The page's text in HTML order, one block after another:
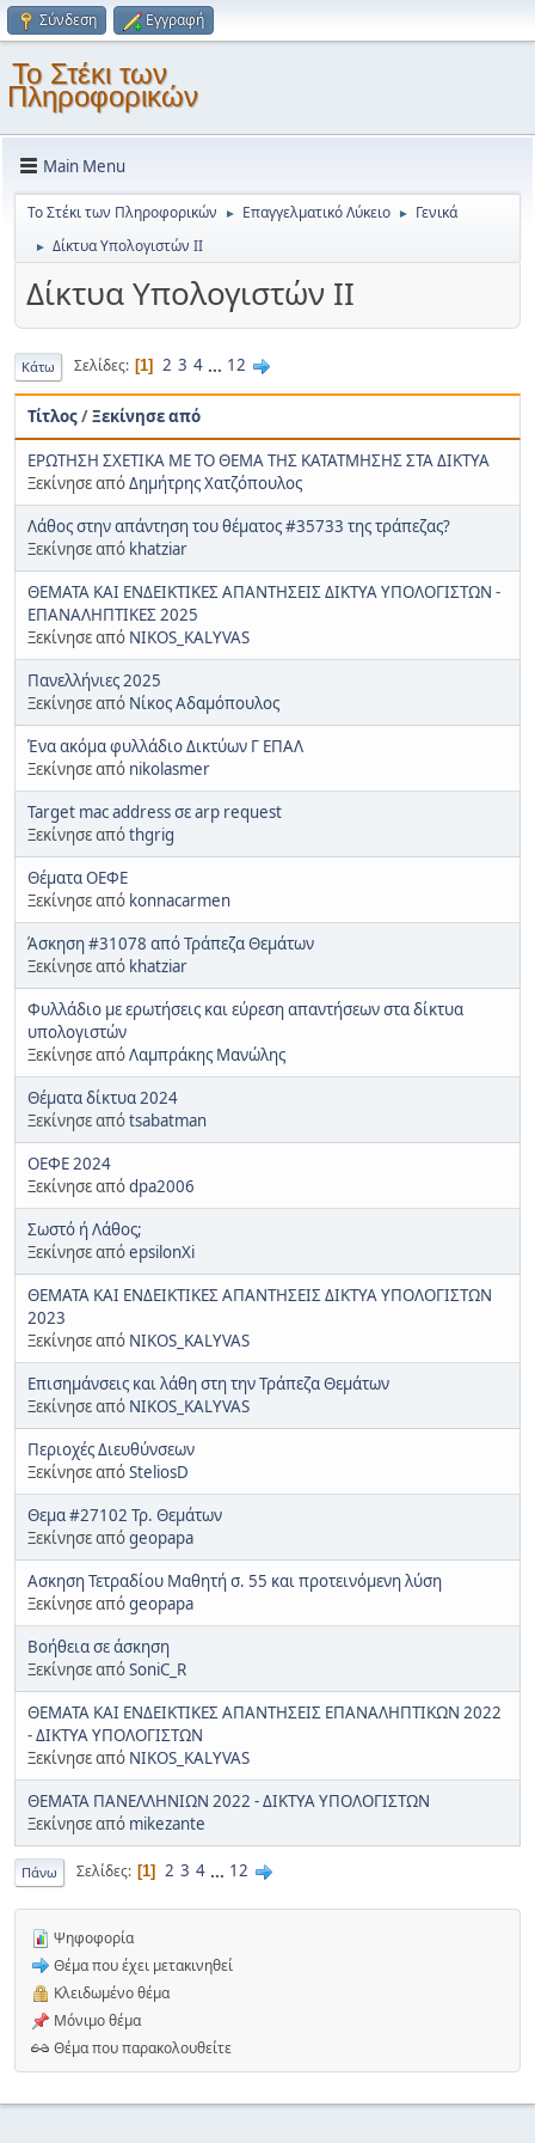
Σύνδεση Εγγραφή
Το Στέκι των
Πληροφορικών
Main Menu
Το Στέκι των Πληροφορικών ► Επαγγελματικό Λύκειο ► Γενικά
► Δίκτυα Υπολογιστών ΙΙ
Δίκτυα Υπολογιστών ΙΙ
Κάτω Σελίδες 1 2 3 4 ... 12
Τίτλος/Ξεκίνησε από
ΕΡΩΤΗΣΗ ΣΧΕΤΙΚΑ ΜΕ ΤΟ ΘΕΜΑ ΤΗΣ ΚΑΤΑΤΜΗΣΗΣ ΣΤΑ ΔΙΚΤΥΑ
Ξεκίνησε απόΔημήτρης Χατζόπουλος
Λάθος στην απάντηση του θέματος #35733 της τράπεζας?
Ξεκίνησε από khatziar
ΘΕΜΑΤΑ ΚΑΙ ΕΝΔΕΙΚΤΙΚΕΣ ΑΠΑΝΤΗΣΕΙΣ ΔΙΚΤΥΑ ΥΠΟΛΟΓΙΣΤΩΝ -
ΕΠΑΝΑΛΗΠΤΙΚΕΣ 2025
Ξεκίνησε από NIKOS_KALYVAS
Πανελλήνιες 2025
Ξεκίνησε από Νίκος Αδαμόπουλος
Ένα ακόμα φυλλάδιο Δικτύων Γ ΕΠΑΛ
Ξεκίνησε από nikolasmer
Target mac address σε arp request
Ξεκίνησε απόthgrig
Θέματα ΟΕΦΕ
Ξεκίνησε από konnacarmen
Άσκηση #31078 από Τράπεζα Θεμάτων
Ξεκίνησε από khatziar
Φυλλάδιο με ερωτήσεις και εύρεση απαντήσεων στα δίκτυα
υπολογιστών
Ξεκίνησε απόΛαμπράκης Μανώλης
Θέματα δίκτυα 2024
Ξεκίνησε απόtsabatman
ΟΕΦΕ 2024
Ξεκίνησε απόdpa2006
Σωστό ή Λάθος;
Ξεκίνησε απόepsilonXi
ΘΕΜΑΤΑ ΚΑΙ ΕΝΔΕΙΚΤΙΚΕΣ ΑΠΑΝΤΗΣΕΙΣ ΔΙΚΤΥΑ ΥΠΟΛΟΓΙΣΤΩΝ
2023
Ξεκίνησε από NIKOS_KALYVAS
Επισημάνσεις και λάθη στη την Τράπεζα Θεμάτων
Ξεκίνησε από NIKOS_KALYVAS
Περιοχές Διευθύνσεων
Ξεκίνησε απόSteliosD
Θεμα #27102 Τρ. Θεμάτων
Ξεκίνησε απόgeopapa
Ασκηση Τετραδίου Μαθητή σ. 55 και προτεινόμενη λύση
Ξεκίνησε απόgeopapa
Βοήθεια σε άσκηση
Ξεκίνησε απόSoniC_R
ΘΕΜΑΤΑ ΚΑΙ ΕΝΔΕΙΚΤΙΚΕΣ ΑΠΑΝΤΗΣΕΙΣ ΕΠΑΝΑΛΗΠΤΙΚΩΝ 2022
- ΔΙΚΤΥΑ ΥΠΟΛΟΓΙΣΤΩΝ
Ξεκίνησε από NIKOS_KALYVAS
ΘΕΜΑΤΑ ΠΑΝΕΛΛΗΝΙΩΝ 2022 - ΔΙΚΤΥΑ ΥΠΟΛΟΓΙΣΤΩΝ
Ξεκίνησε από mikezante
Πάνω Σελίδες 1 2 3 4 ... 12
Ψηφοφορία
Θέμα που έχει μετακινηθεί
Κλειδωμένο θέμα
Μόνιμο θέμα
Θέμα που παρακολουθείτε